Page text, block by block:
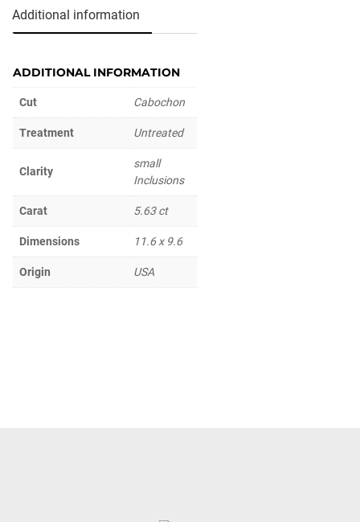
Additional information
ADDITIONAL INFORMATION
Cut Cabochon
Treatment Untreated
Clarity
small
Inclusions
Carat 5.63 ct
Dimensions 11.6 x 9.6
Origin USA